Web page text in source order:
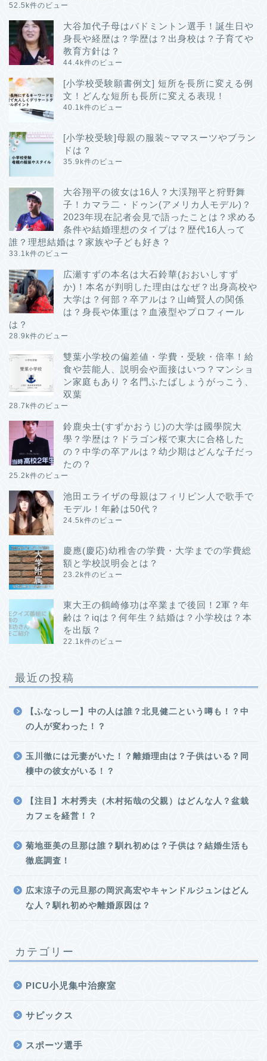
52.5k件のビュー
大谷加代子母はバドミントン選手！誕生日や
身長や経歴は？学歴は？出身校は？子育てや
教育方針は？
44.4k件のビュー
[小学校受験願書例文] 短所を長所に変える例
文！どんな短所も長所に変える表現！
40.1k件のビュー
[小学校受験]母親の服装~ママスーツやブラン
ドは？
35.9k件のビュー
大谷翔平の彼女は16人？大渓翔平と狩野舞
子！カマラ二・ドゥン(アメリカ人モデル)？
2023年現在記者会見で語ったことは？求める
条件や結婚理想のタイプは？歴代16人って
誰？理想結婚は？家族や子ども好き？
33.1k件のビュー
広瀬すずの本名は大石鈴華(おおいしすず
か)！本名が判明した理由はなぜ？出身高校や
大学は？何部？卒アルは？山崎賢人の関係
は？身長や体重は？血液型やプロフィール
は？
28.9k件のビュー
雙葉小学校の偏差値・学費・受験・倍率！給
食や芸能人、説明会や面接はいつ？マンショ
ン家庭もあり？名門ふたばしょうがっこう、
双葉
28.7k件のビュー
鈴鹿央士(すずかおうじ)の大学は國學院大
學？学歴は？ドラゴン桜で東大に合格した
の？中学の卒アルは？幼少期はどんな子だっ
たの？
25.2k件のビュー
池田エライザの母親はフィリピン人で歌手で
モデル！年齢は50代？
24.5k件のビュー
慶應(慶応)幼稚舎の学費・大学までの学費総
額と学校説明会とは？
23.2k件のビュー
東大王の鶴崎修功は卒業まで後回！2軍？年
齢は？iqは？何年生？結婚は？小学校は？本
を出版？
22.1k件のビュー
最近の投稿
【ふなっしー】中の人は誰？北見健二という噂も！？中
の人が変わった！？
玉川徹には元妻がいた！？離婚理由は？子供はいる？同
棲中の彼女がいる！？
【注目】木村秀夫（木村拓哉の父親）はどんな人？盆栽
カフェを経営！？
菊地亜美の旦那は誰？馴れ初めは？子供は？結婚生活も
徹底調査！
広末涼子の元旦那の岡沢高宏やキャンドルジュンはどん
な人？馴れ初めや離婚原因は？
カテゴリー
PICU小児集中治療室
サピックス
スポーツ選手